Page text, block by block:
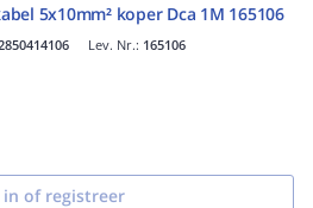
5x10mm² koper Dca 1M 165106
Lev. Nr.: 165106
in of registreer